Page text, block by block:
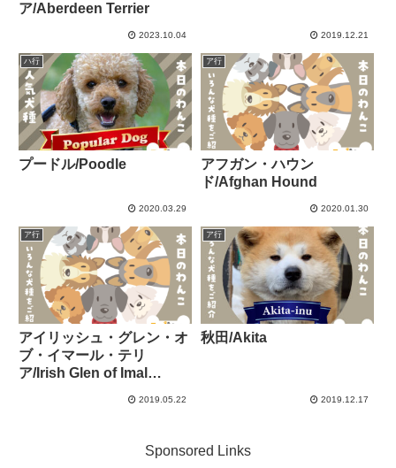
ア/Aberdeen Terrier
2023.10.04 2019.12.21
ハ行
プードル/Poodle
2020.03.29
ア行
アフガン・ハウン
ド/Afghan Hound
2020.01.30
ア行
アイリッシュ・グレン・オ
ブ・イマール・テリ
ア/Irish Glen of Imal
2019.05.22
ア行
秋田/Akita
2019.12.17
Sponsored Links